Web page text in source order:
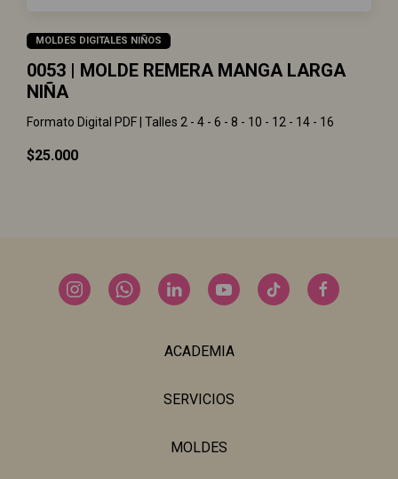
MOLDES DIGITALES NIÑOS
0053 | MOLDE REMERA MANGA LARGA
NIÑA
Formato Digital PDF | Talles 2 - 4 - 6 - 8 - 10 - 12 - 14 - 16
$25.000
ACADEMIA
SERVICIOS
MOLDES